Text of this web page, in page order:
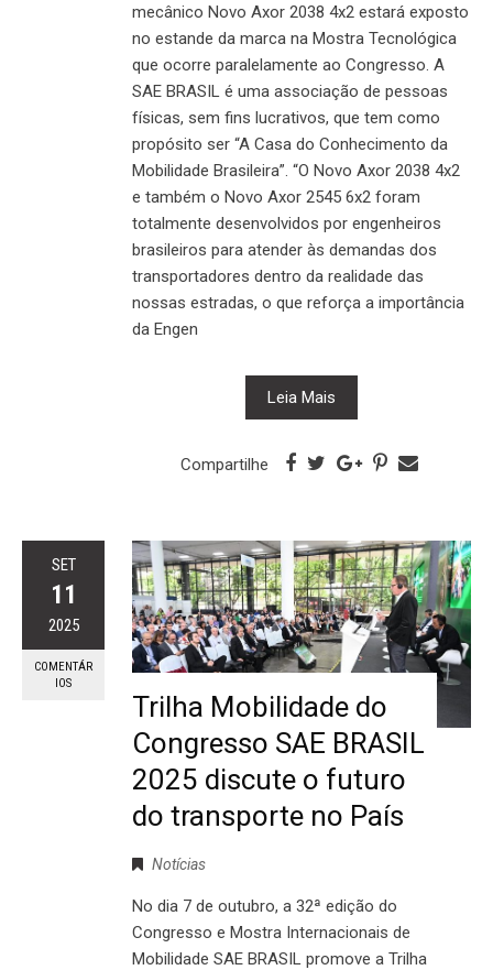
mecânico Novo Axor 2038 4x2 estará exposto
no estande da marca na Mostra Tecnológica
que ocorre paralelamente ao Congresso. A
SAE BRASIL é uma associação de pessoas
físicas, sem fins lucrativos, que tem como
propósito ser “A Casa do Conhecimento da
Mobilidade Brasileira”. “O Novo Axor 2038 4x2
e também o Novo Axor 2545 6x2 foram
totalmente desenvolvidos por engenheiros
brasileiros para atender às demandas dos
transportadores dentro da realidade das
nossas estradas, o que reforça a importância
da Engen
Leia Mais
Compartilhe
SET
11
2025
COMENTÁR
IOS
Trilha Mobilidade do
Congresso SAE BRASIL
2025 discute o futuro
do transporte no País
Notícias
No dia 7 de outubro, a 32ª edição do
Congresso e Mostra Internacionais de
Mobilidade SAE BRASIL promove a Trilha